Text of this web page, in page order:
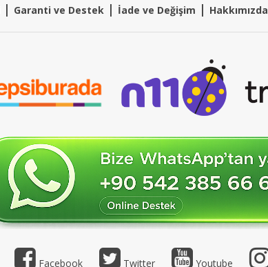
| Garanti ve Destek | İade ve Değişim | Hakkımızda
Facebook Twitter Youtube